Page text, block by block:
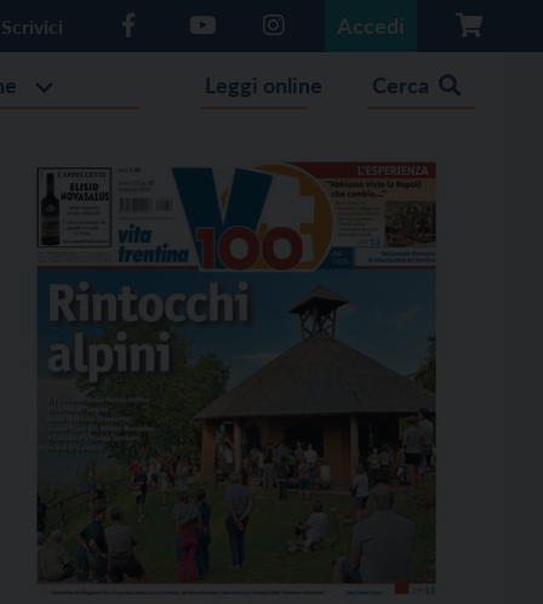
Scrivici Accedi
Leggi online Cerca